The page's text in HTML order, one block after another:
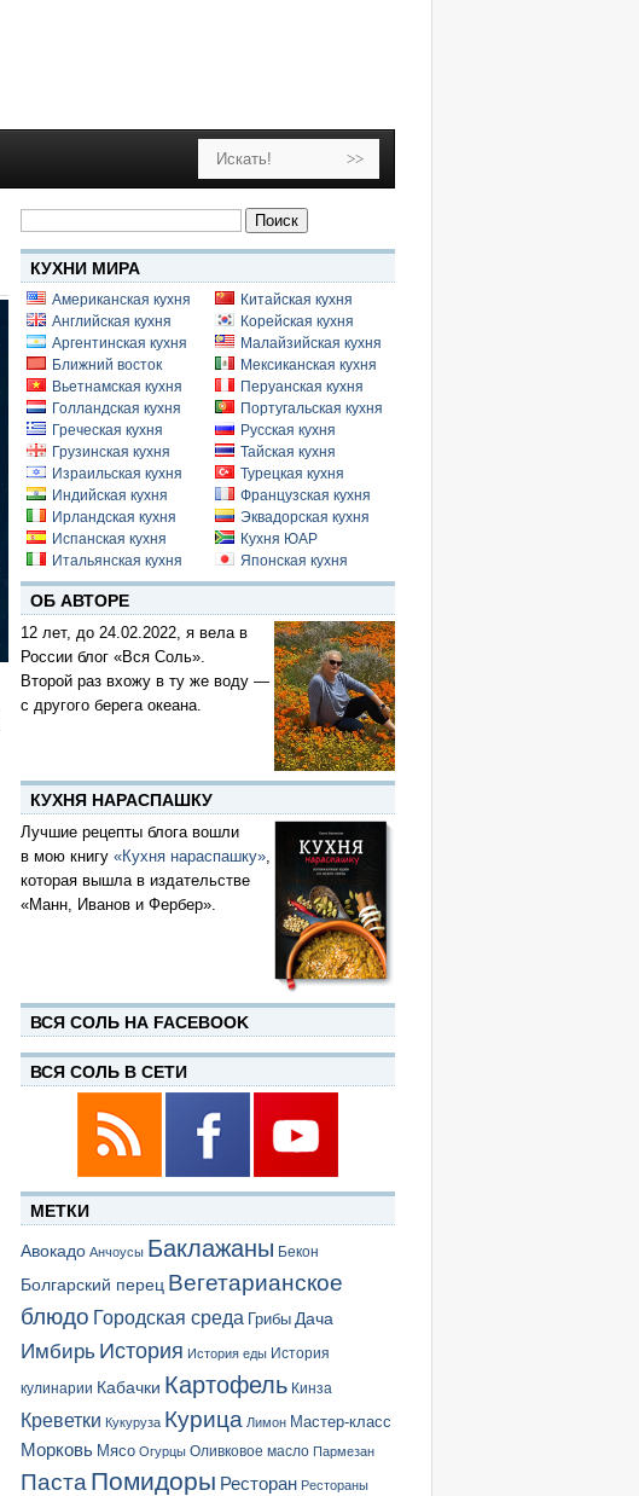
Найти:
КУХНИ МИРА
Американская кухня
Английская кухня
Аргентинская кухня
Ближний восток
Вьетнамская кухня
Голландская кухня
Греческая кухня
Грузинская кухня
Израильская кухня
Индийская кухня
Ирландская кухня
Испанская кухня
Итальянская кухня
Китайская кухня
Корейская кухня
Малайзийская кухня
Мексиканская кухня
Перуанская кухня
Португальская кухня
Русская кухня
Тайская кухня
Турецкая кухня
Французская кухня
Эквадорская кухня
Кухня ЮАР
Японская кухня
ОБ АВТОРЕ
12 лет, до 24.02.2022, я вела в
России блог «Вся Соль».
Второй раз вхожу в ту же воду —
с другого берега океана.
КУХНЯ НАРАСПАШКУ
Лучшие рецепты блога вошли
в мою книгу «Кухня нараспашку»,
которая вышла в издательстве
«Манн, Иванов и Фербер».
ВСЯ СОЛЬ НА FACEBOOK
ВСЯ СОЛЬ В СЕТИ
МЕТКИ
Авокадо Анчоусы Баклажаны Бекон
Болгарский перец Вегетарианское
блюдо Городская среда Грибы Дача
Имбирь История История еды История
кулинарии Кабачки Картофель Кинза
Креветки Кукуруза Курица Лимон Мастер-класс
Морковь Мясо Огурцы Оливковое масло Пармезан
ПастаПомидоры Ресторан Рестораны